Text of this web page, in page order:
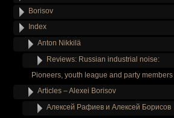
Borisov
Index
Anton Nikkilä
Reviews: Russian industrial noise:
Pioneers, youth league and party members
Articles – Alexei Borisov
Алексей Рафиев и Алексей Борисов